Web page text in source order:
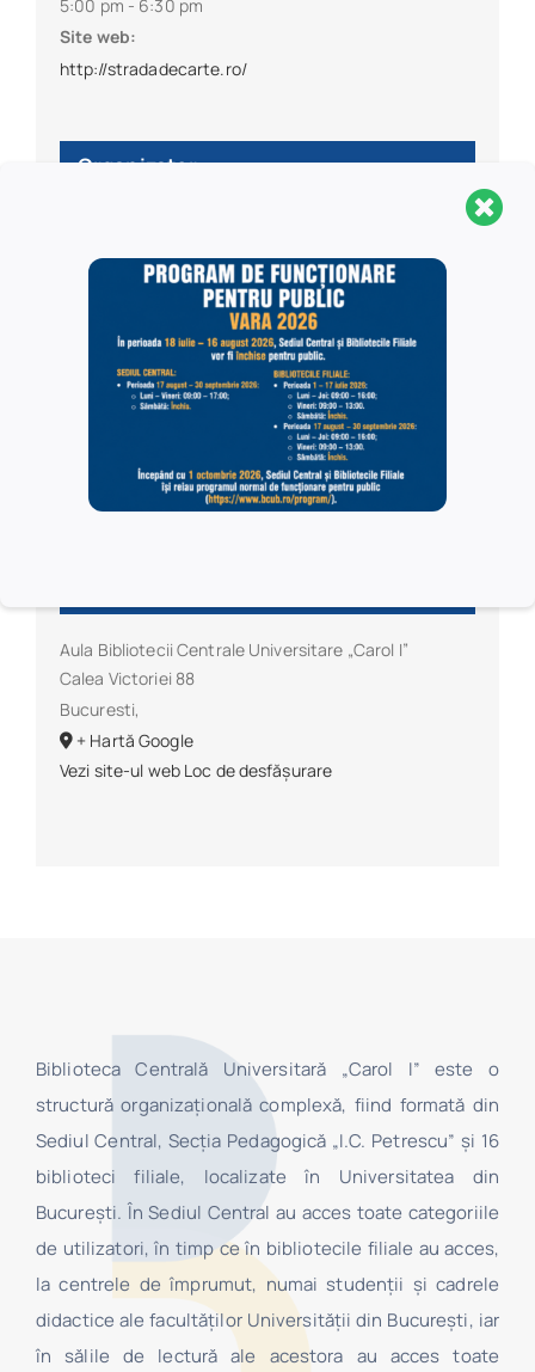
5:00 pm - 6:30 pm
Site web:
http://stradadecarte.ro/
Organizator
Aula Bibliotecii Centrale Universitare „Carol I”
Calea Victoriei 88
Bucuresti,
+ Hartă Google
Vezi site-ul web Loc de desfășurare
Biblioteca Centrală Universitară „Carol I” este o
structură organizaţională complexă, fiind formată din
Sediul Central, Secţia Pedagogică „I.C. Petrescu” şi 16
biblioteci filiale, localizate în Universitatea din
Bucureşti. În Sediul Central au acces toate categoriile
de utilizatori, în timp ce în bibliotecile filiale au acces,
la centrele de împrumut, numai studenţii şi cadrele
didactice ale facultăților Universității din București, iar
în sălile de lectură ale acestora au acces toate